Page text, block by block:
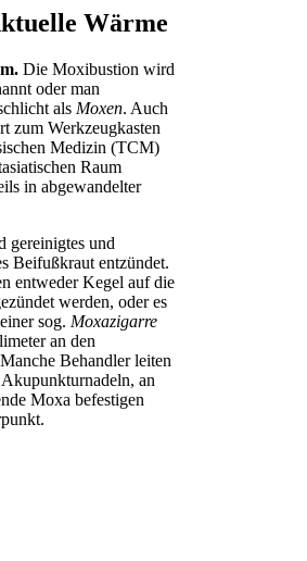
Wärme
Die Moxibustion wird
oder man
als Moxen. Auch
zum Werkzeugkasten
Medizin (TCM)
Raum
in abgewandelter
gereinigtes und
Beifußkraut entzündet.
entweder Kegel auf die
werden, oder es
sog. Moxazigarre
an den
Behandler leiten
an
Moxa befestigen